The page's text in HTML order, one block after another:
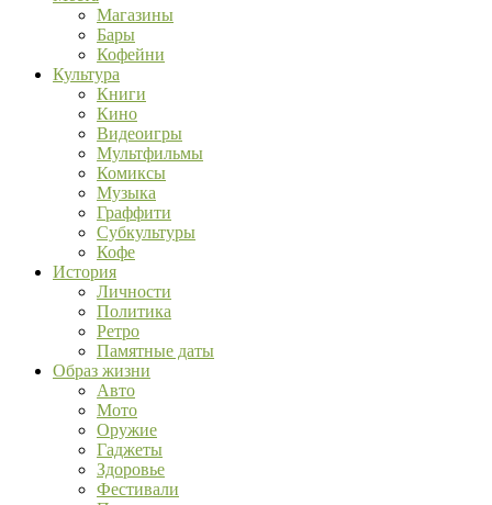
Магазины
Бары
Кофейни
Культура
Книги
Кино
Видеоигры
Мультфильмы
Комиксы
Музыка
Граффити
Субкультуры
Кофе
История
Личности
Политика
Ретро
Памятные даты
Образ жизни
Авто
Мото
Оружие
Гаджеты
Здоровье
Фестивали